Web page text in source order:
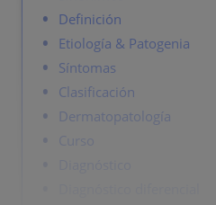
Definición
Etiología & Patogenia
Síntomas
Clasificación
Dermatopatología
Curso